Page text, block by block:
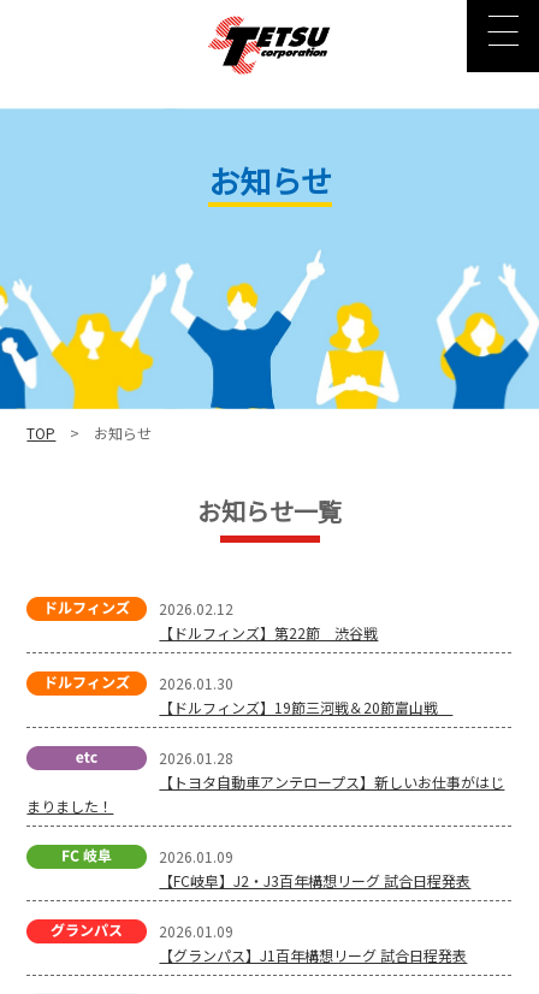
お知らせ
TOP > お知らせ
お知らせ一覧
2026.02.12
【ドルフィンズ】第22節 渋谷戦
2026.01.30
【ドルフィンズ】19節三河戦＆20節富山戦
2026.01.28
【トヨタ自動車アンテロープス】新しいお仕事がはじ
まりました！
2026.01.09
【FC岐阜】J2・J3百年構想リーグ 試合日程発表
2026.01.09
【グランパス】J1百年構想リーグ 試合日程発表